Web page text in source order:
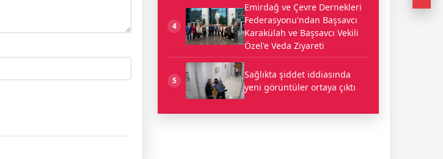
4
Emirdağ ve Çevre Dernekleri
Federasyonu'ndan Başsavcı
Karakülah ve Başsavcı Vekili
Özel'e Veda Ziyareti
5
Sağlıkta şiddet iddiasında
yeni görüntüler ortaya çıktı